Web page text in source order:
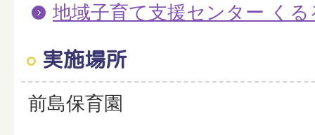
地域子育て支援センター くる
実施場所
前島保育園